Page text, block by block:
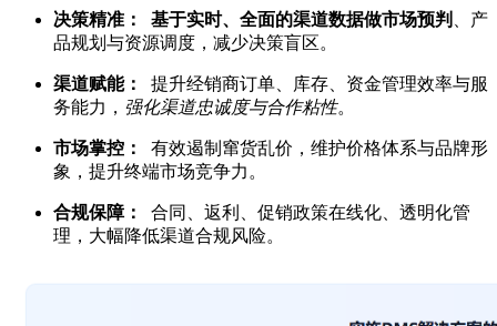
决策精准： 基于实时、全面的渠道数据做市场预判
、产
品规划与资源调度，减少决策盲区。
渠道赋能：
提升经销商订单、库存、资金管理效率与服
务能力， 强化渠道忠诚度与合作粘性。
市场掌控：
有效遏制窜货乱价，维护价格体系与品牌形
象，提升终端市场竞争力。
合规保障：
合同、返利、促销政策在线化、透明化管
理，大幅降低渠道合规风险。